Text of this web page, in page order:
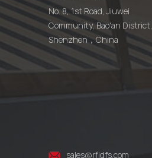
No. 8, 1st Road, Jiuwei
Community, Bao'an District,
Shenzhen，China
sales@rfidfs.com